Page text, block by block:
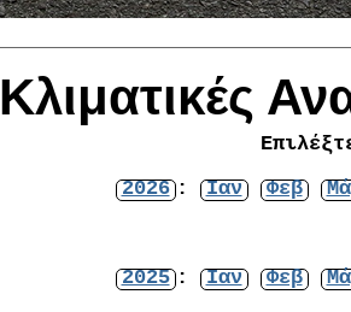
Κλιματικές
2026 : Ιαν Φεβ
2025 : Ιαν Φεβ